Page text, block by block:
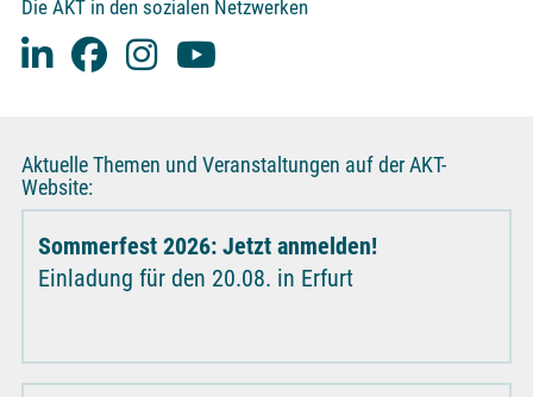
Die AKT in den sozialen Netzwerken
Aktuelle Themen und Veranstaltungen auf der AKT-
Website:
Sommerfest 2026: Jetzt anmelden!
Einladung für den 20.08. in Erfurt